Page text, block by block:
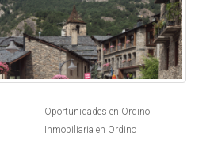
Oportunidades en Ordino
Inmobiliaria en Ordino